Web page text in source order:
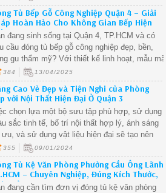
diện tích thực tế, phù hợp với mọi loại hình
ở.Tủ Bếp Gỗ Công Nghiệp Quận 4 – Giải
Hoàn Hảo Cho Không Gian Bếp Hiện
đang sinh sống tại Quận 4, TP.HCM và có
cầu đóng tủ bếp gỗ công nghiệp đẹp, bền,
gu thẩm mỹ? Với thiết kế linh hoạt, mẫu mã
dạng và chi phí hợp lý, tủ bếp gỗ công nghiệp
chọn lý tưởng cho căn bếp hiện đại, tiện
và sang trọng.
384 13/04/2025
Cao Vẻ Đẹp và Tiện Nghi của Phòng
với Nội Thất Hiện Đại Ở Quận 3
chọn lựa một bộ sưu tập phù hợp, sử dụng
sắc tinh tế, bố trí nội thất hợp lý, ánh sáng
ưu, và sử dụng vật liệu hiện đại sẽ tạo nên
phòng bếp đẳng cấp và thú vị
355 09/01/2024
Tủ Kệ Văn Phòng Phường Cầu Ông Lãnh
– Chuyên Nghiệp, Đúng Kích Thước,
Xưởng.
đang cần tìm đơn vị đóng tủ kệ văn phòng